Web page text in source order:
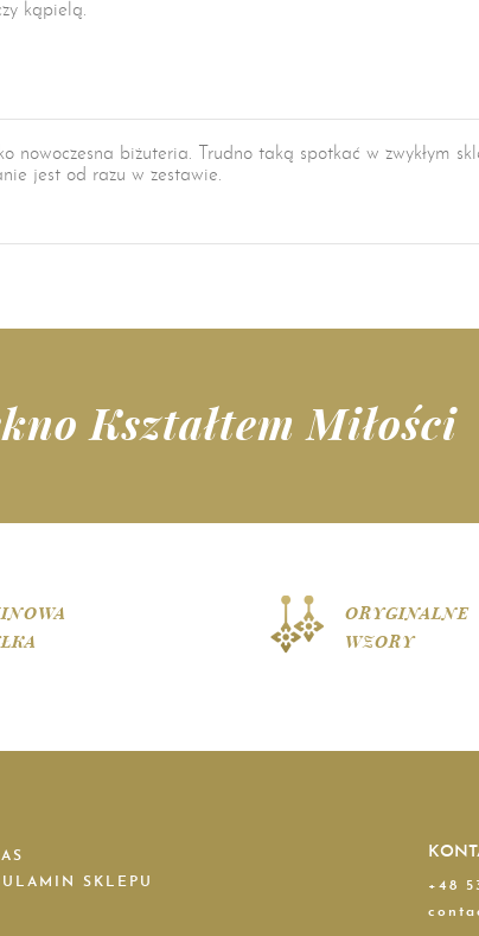
kąpielą.
nowoczesna biżuteria. Trudno taką spotkać w zwykłym
jest od razu w zestawie.
Kształtem Miłości
ORYGINALNE
WZORY
SKLEPU
+48